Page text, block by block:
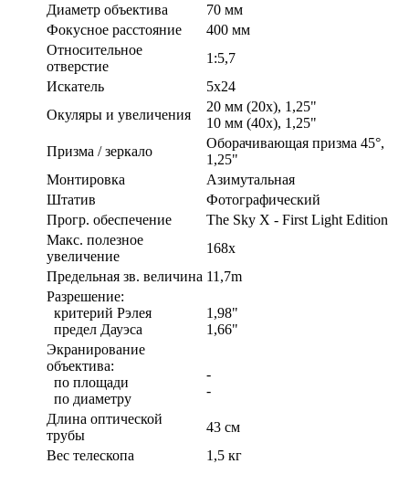
Диаметр объектива
70 мм
Фокусное расстояние
400 мм
Относительное
отверстие
1:5,7
Искатель
5х24
Окуляры и увеличения
20 мм (20x), 1,25"
10 мм (40x), 1,25"
Призма / зеркало
Оборачивающая призма 45°,
1,25"
Монтировка
Азимутальная
Штатив
Фотографический
Прогр. обеспечение
The Sky X - First Light Edition
Макс. полезное
увеличение
168x
Предельная зв. величина 11,7m
Разрешение:
критерий Рэлея
предел Дауэса
1,98"
1,66"
Экранирование
объектива:
по площади
по диаметру
-
-
Длина оптической
трубы
43 см
Вес телескопа
1,5 кг